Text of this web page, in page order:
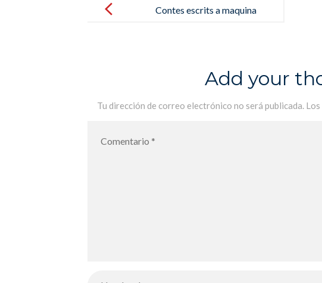
navigation
Contes escrits a maquina
Add your
Tu dirección de correo electrónico no será publicada.